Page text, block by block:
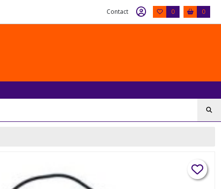
Contact 0 0